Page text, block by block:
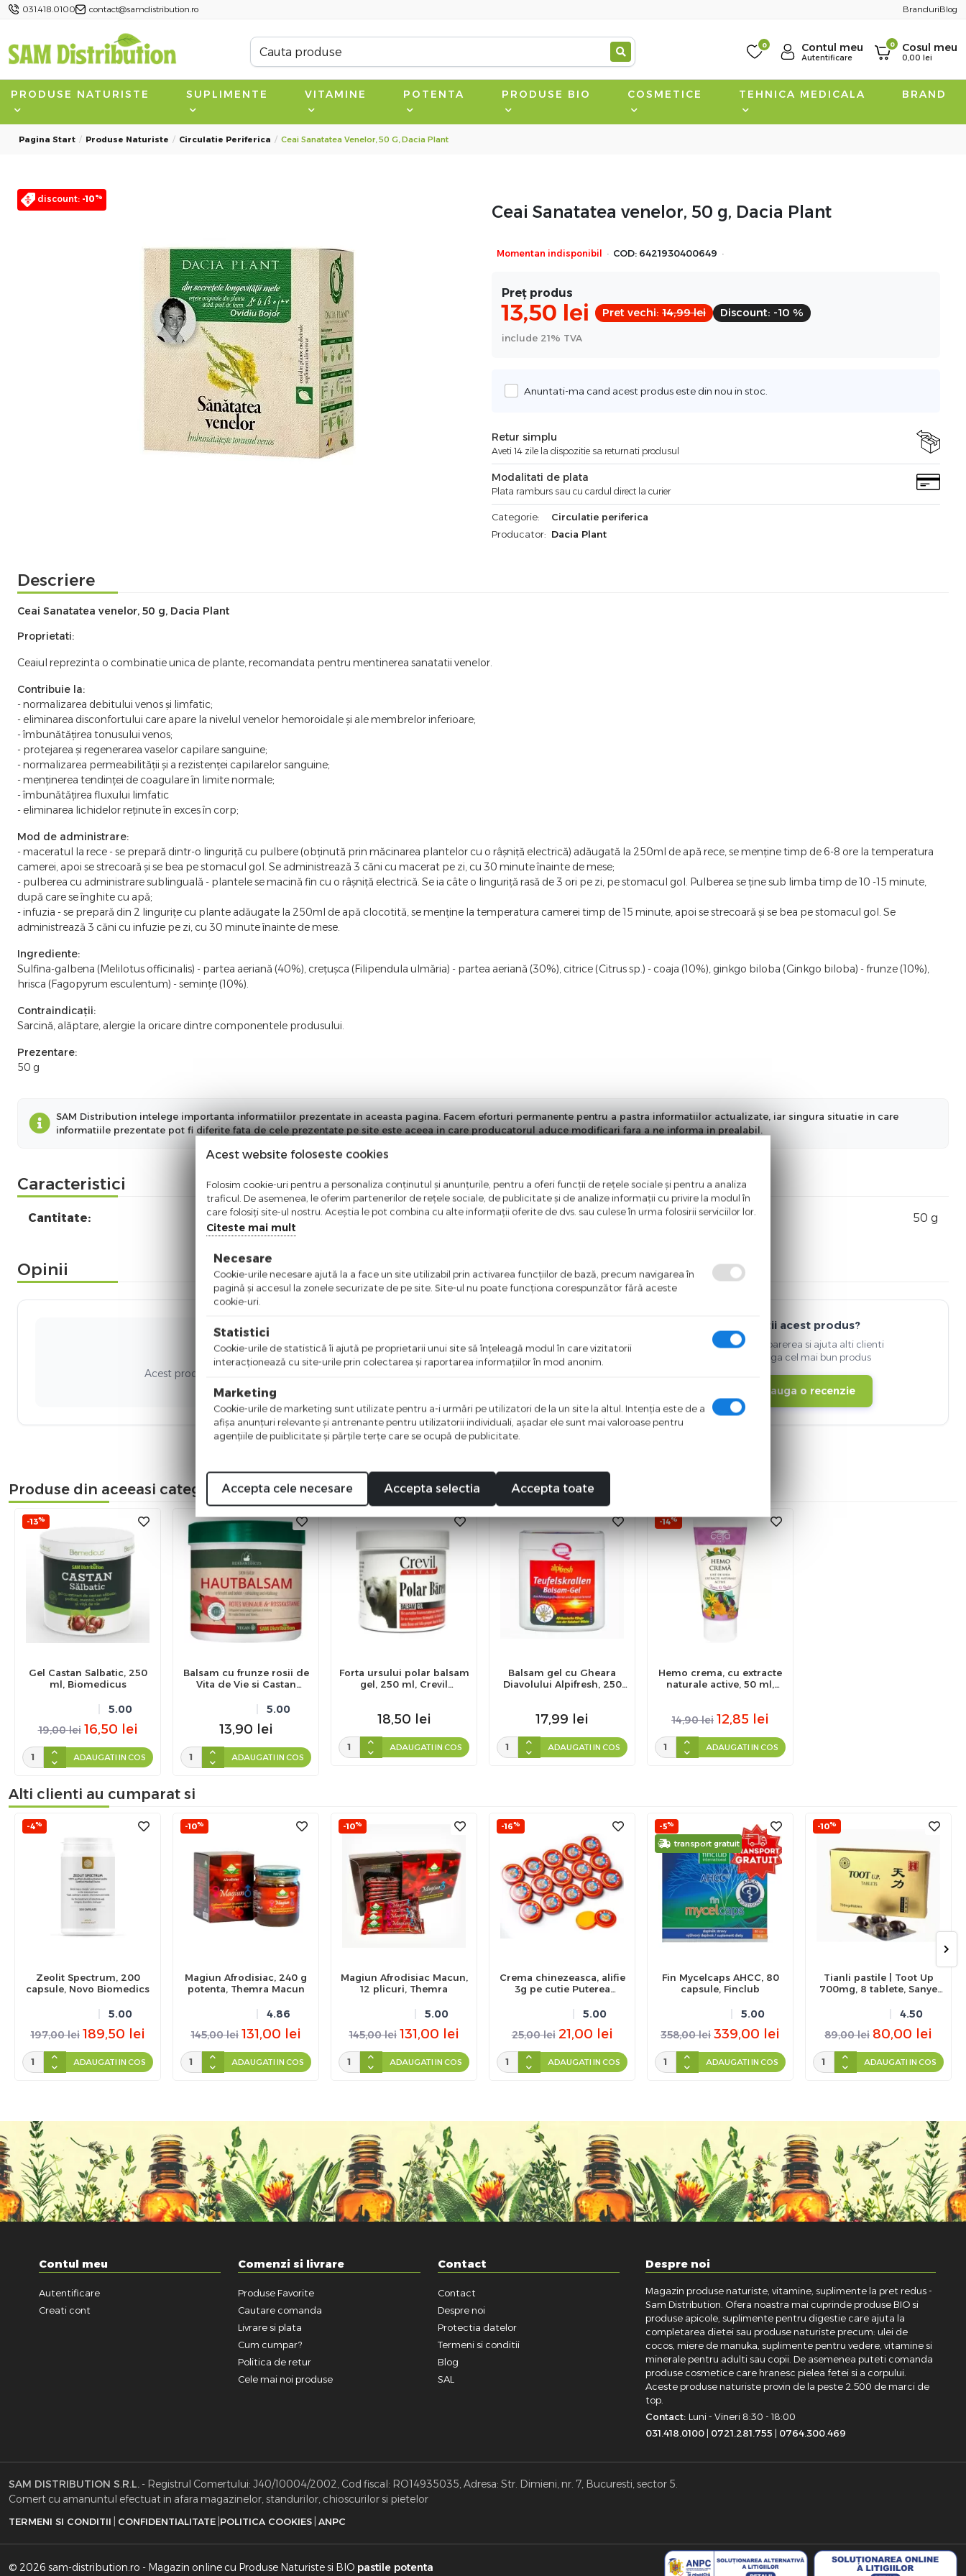
031.418.0100 contact@samdistribution.ro BranduriBlog
0 Contul meu
Autentificare
0 Cosul meu
0,00 lei
PRODUSE NATURISTE SUPLIMENTE VITAMINE POTENTA PRODUSE BIO COSMETICE TEHNICA MEDICALA BRAND
Pagina Start Produse Naturiste Circulatie Periferica Ceai Sanatatea Venelor, 50 G, Dacia Plant
discount: -10%
Ceai Sanatatea venelor, 50 g, Dacia Plant
Momentan indisponibil · COD: 6421930400649 ·
Preț produs
13,50 lei Pret vechi: 14,99 lei Discount: -10 %
include 21% TVA
Anuntati-ma cand acest produs este din nou in stoc.
Retur simplu
Aveti 14 zile la dispozitie sa returnati produsul
Modalitati de plata
Plata ramburs sau cu cardul direct la curier
Categorie:
Circulatie periferica
Producator: Dacia Plant
Descriere
Ceai Sanatatea venelor, 50 g, Dacia Plant
Proprietati:
Ceaiul reprezinta o combinatie unica de plante, recomandata pentru mentinerea sanatatii venelor.
Contribuie la:
- normalizarea debitului venos și limfatic;
- eliminarea disconfortului care apare la nivelul venelor hemoroidale și ale membrelor inferioare;
- îmbunătățirea tonusului venos;
- protejarea și regenerarea vaselor capilare sanguine;
- normalizarea permeabilității și a rezistenței capilarelor sanguine;
- menținerea tendinței de coagulare în limite normale;
- îmbunătățirea fluxului limfatic
- eliminarea lichidelor reținute în exces în corp;
Mod de administrare:
- maceratul la rece - se prepară dintr-o linguriță cu pulbere (obținută prin măcinarea plantelor cu o râșniță electrică) adăugată la 250ml de apă rece, se menține timp de 6-8 ore la temperatura
camerei, apoi se strecoară și se bea pe stomacul gol. Se administrează 3 căni cu macerat pe zi, cu 30 minute înainte de mese;
- pulberea cu administrare sublinguală - plantele se macină fin cu o râșniță electrică. Se ia câte o linguriță rasă de 3 ori pe zi, pe stomacul gol. Pulberea se ține sub limba timp de 10 -15 minute,
după care se înghite cu apă;
- infuzia - se prepară din 2 lingurițe cu plante adăugate la 250ml de apă clocotită, se menține la temperatura camerei timp de 15 minute, apoi se strecoară și se bea pe stomacul gol. Se
administrează 3 căni cu infuzie pe zi, cu 30 minute înainte de mese.
Ingrediente:
Sulfina-galbena (Melilotus officinalis) - partea aeriană (40%), crețușca (Filipendula ulmăria) - partea aeriană (30%), citrice (Citrus sp.) - coaja (10%), ginkgo biloba (Ginkgo biloba) - frunze (10%),
hrisca (Fagopyrum esculentum) - semințe (10%).
Contraindicații:
Sarcină, alăptare, alergie la oricare dintre componentele produsului.
Prezentare:
50 g
SAM Distribution intelege importanta informatiilor prezentate in aceasta pagina. Facem eforturi permanente pentru a pastra informatiilor actualizate, iar singura situatie in care
informatiile prezentate pot fi diferite fata de cele prezentate pe site este aceea in care producatorul aduce modificari fara a ne informa in prealabil.
Caracteristici
Cantitate: 50 g
Opinii
Nici o recenzie
Acest produs nu a adunat recenzii. Fii primul care scrie ceva bun despre acest produs!
Detii acest produs?
Spune-ti parerea si ajuta alti clienti
sa aleaga cel mai bun produs
Adauga o recenzie
Produse din aceeasi categorie
-13%
Gel Castan Salbatic, 250
ml, Biomedicus
5.00
19,00 lei 16,50 lei
ADAUGATI IN COS
Balsam cu frunze rosii de
Vita de Vie si Castan
250 ml
5.00
13,90 lei
ADAUGATI IN COS
Forta ursului polar balsam
gel, 250 ml, Crevil
18,50 lei
ADAUGATI IN COS
Balsam gel cu Gheara
Diavolului Alpifresh, 250
17,99 lei
ADAUGATI IN COS
-14%
Hemo crema, cu extracte
naturale active, 50 ml,
14,90 lei 12,85 lei
ADAUGATI IN COS
Alti clienti au cumparat si
-4%
Zeolit Spectrum, 200
capsule, Novo Biomedics
5.00
197,00 lei 189,50 lei
ADAUGATI IN COS
-10%
Magiun Afrodisiac, 240 g
potenta, Themra Macun
4.86
145,00 lei 131,00 lei
ADAUGATI IN COS
-10%
Magiun Afrodisiac Macun,
12 plicuri, Themra
5.00
145,00 lei 131,00 lei
ADAUGATI IN COS
-16%
Crema chinezeasca, alifie
3g pe cutie Puterea
5.00
25,00 lei 21,00 lei
ADAUGATI IN COS
-5%
transport gratuit
Fin Mycelcaps AHCC, 80
capsule, Finclub
5.00
358,00 lei 339,00 lei
ADAUGATI IN COS
-10%
Tianli pastile | Toot Up
700mg, 8 tablete, Sanye
4.50
89,00 lei 80,00 lei
ADAUGATI IN COS
Contul meu
Autentificare
Creati cont
Comenzi si livrare
Produse Favorite
Cautare comanda
Livrare si plata
Cum cumpar?
Politica de retur
Cele mai noi produse
Contact
Contact
Despre noi
Protectia datelor
Termeni si conditii
Blog
SAL
Despre noi
Magazin produse naturiste, vitamine, suplimente la pret redus -
Sam Distribution. Ofera noastra mai cuprinde produse BIO si
produse apicole, suplimente pentru digestie care ajuta la
completarea dietei sau produse naturiste precum: ulei de
cocos, miere de manuka, suplimente pentru vedere, vitamine si
minerale pentru adulti sau copii. De asemenea puteti comanda
produse cosmetice care hranesc pielea fetei si a corpului.
Aceste produse naturiste provin de la peste 2.500 de marci de
top.
Contact: Luni - Vineri 8:30 - 18:00
031.418.0100 | 0721.281.755 | 0764.300.469
SAM DISTRIBUTION S.R.L. - Registrul Comertului: J40/10004/2002, Cod fiscal: RO14935035, Adresa: Str. Dimieni, nr. 7, Bucuresti, sector 5.
Comert cu amanuntul efectuat in afara magazinelor, standurilor, chioscurilor si pietelor
TERMENI SI CONDITII CONFIDENTIALITATE POLITICA COOKIES ANPC
© 2026 sam-distribution.ro - Magazin online cu Produse Naturiste si BIO pastile potenta
Acest website foloseste cookies
Folosim cookie-uri pentru a personaliza conținutul și anunțurile, pentru a oferi funcții de rețele sociale și pentru a analiza
traficul. De asemenea, le oferim partenerilor de rețele sociale, de publicitate și de analize informații cu privire la modul în
care folosiți site-ul nostru. Aceștia le pot combina cu alte informații oferite de dvs. sau culese în urma folosirii serviciilor lor.
Citeste mai mult
Necesare
Cookie-urile necesare ajută la a face un site utilizabil prin activarea funcţiilor de bază, precum navigarea în
pagină şi accesul la zonele securizate de pe site. Site-ul nu poate funcţiona corespunzător fără aceste
cookie-uri.
Statistici
Cookie-urile de statistică îi ajută pe proprietarii unui site să înţeleagă modul în care vizitatorii
interacţionează cu site-urile prin colectarea şi raportarea informaţiilor în mod anonim.
Marketing
Cookie-urile de marketing sunt utilizate pentru a-i urmări pe utilizatori de la un site la altul. Intenţia este de a
afişa anunţuri relevante şi antrenante pentru utilizatorii individuali, aşadar ele sunt mai valoroase pentru
agenţiile de puiblicitate şi părţile terţe care se ocupă de publicitate.
Accepta cele necesare Accepta selectia Accepta toate